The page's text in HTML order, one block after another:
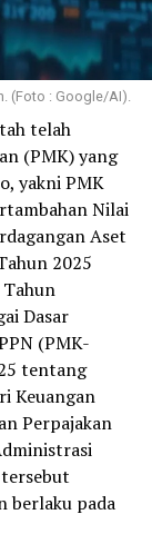
(Foto : Google/AI).
telah
(PMK) yang
yakni PMK
Nilai
Aset
2025
Dasar
(PMK-
tentang
Keuangan
Perpajakan
berlaku pada